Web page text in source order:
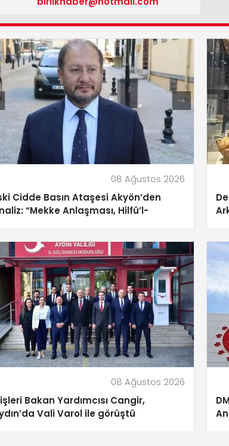
08 Ağustos 2026
Cidde Basın Ataşesi Akyön’den
“Mekke Anlaşması, Hilfü’l-
08 Ağustos 2026
Bakan Yardımcısı Cangir,
Vali Varol ile görüştü